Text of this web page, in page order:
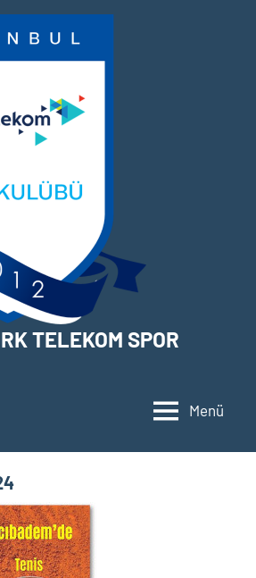
TELEKOM SPOR
Menü